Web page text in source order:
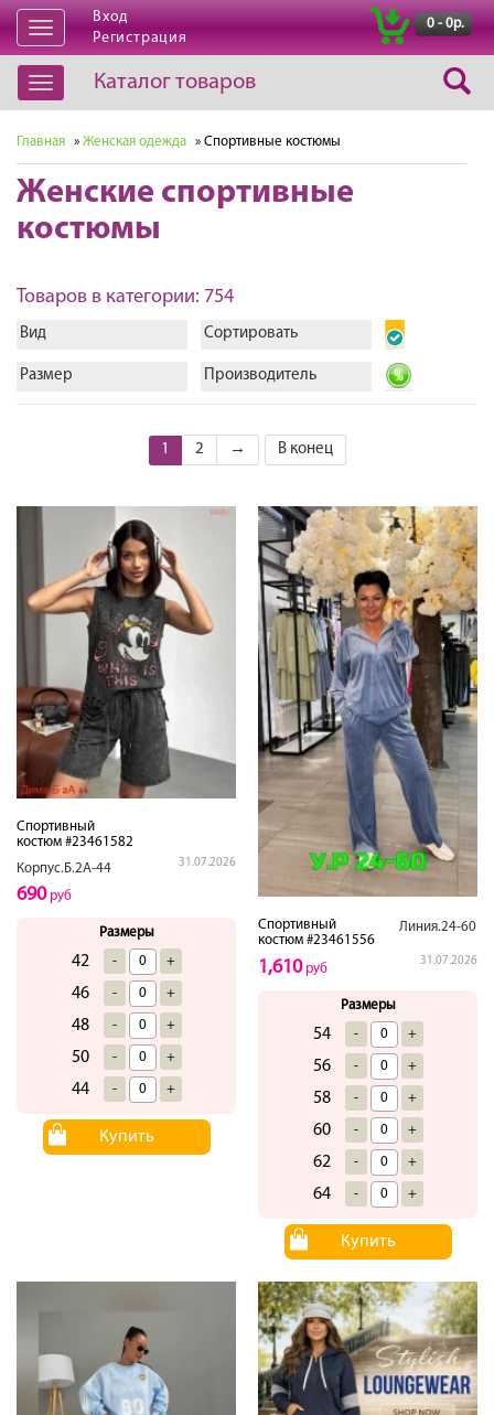
Открыть
навигацию
Вход
Регистрация
0 - 0р.
Открыть
навигацию
Каталог товаров
Главная » Женская одежда » Спортивные костюмы
Женские спортивные
костюмы
Товаров в категории: 754
Вид Сортировать
Размер Производитель
1 2 → В конец
Спортивный
костюм #23461582
Корпус.Б.2А-44
31.07.2026
690руб
Размеры
42 - +
46 - +
48 - +
50 - +
44 - +
Купить
Спортивный
костюм #23461556
Линия.24-60
31.07.2026
1,610руб
Размеры
54 - +
56 - +
58 - +
60 - +
62 - +
64 - +
Купить